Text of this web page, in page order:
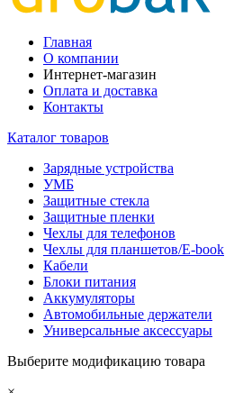
Главная
О компании
Интернет-магазин
Оплата и доставка
Контакты
Каталог товаров
Зарядные устройства
УМБ
Защитные стекла
Защитные пленки
Чехлы для телефонов
Чехлы для планшетов/E-book
Кабели
Блоки питания
Аккумуляторы
Автомобильные держатели
Универсальные аксессуары
Выберите модификацию товара